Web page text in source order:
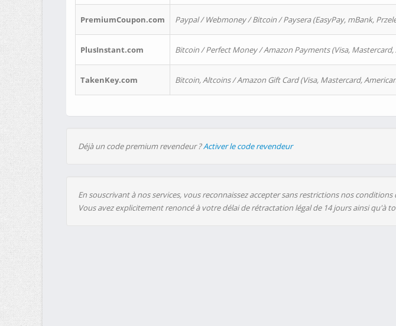
PremiumCoupon.com Paypal / Webmoney / Bitcoin / Paysera (EasyPay, mBank,
PlusInstant.com Bitcoin / Perfect Money / Amazon Payments (Visa, Mastercard,
TakenKey.com Bitcoin, Altcoins / Amazon Gift Card (Visa, Mastercard,
Déjà un code premium revendeur ?Activer le code revendeur
En souscrivant à nos services, vous reconnaissez accepter sans restrictions nos
Vous avez explicitement renoncé à votre délai de rétractation légal de 14 jours ainsi